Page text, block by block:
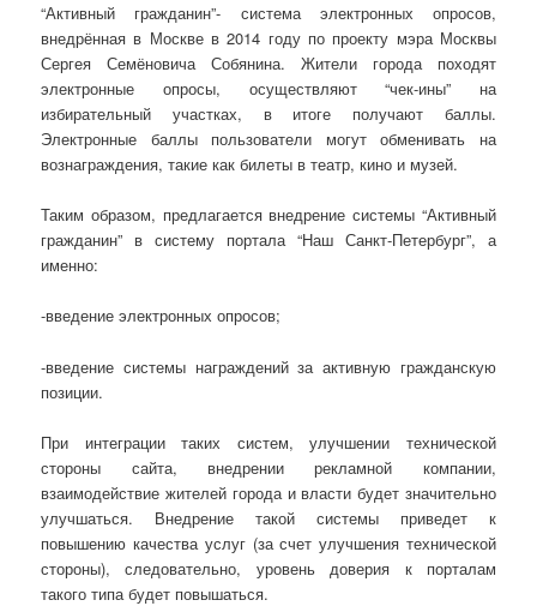
“Активный гражданин”- система электронных опросов,
внедрённая в Москве в 2014 году по проекту мэра Москвы
Сергея Семёновича Собянина. Жители города походят
электронные опросы, осуществляют “чек-ины” на
избирательный участках, в итоге получают баллы.
Электронные баллы пользователи могут обменивать на
вознаграждения, такие как билеты в театр, кино и музей.
Таким образом, предлагается внедрение системы “Активный
гражданин” в систему портала “Наш Санкт-Петербург”, а
именно:
-введение электронных опросов;
-введение системы награждений за активную гражданскую
позиции.
При интеграции таких систем, улучшении технической
стороны сайта, внедрении рекламной компании,
взаимодействие жителей города и власти будет значительно
улучшаться. Внедрение такой системы приведет к
повышению качества услуг (за счет улучшения технической
стороны), следовательно, уровень доверия к порталам
такого типа будет повышаться.